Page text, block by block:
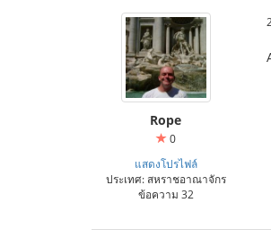
Rope
0
แสดงโปรไฟล์
ประเทศ: สหราชอาณาจักร
ข้อความ 32